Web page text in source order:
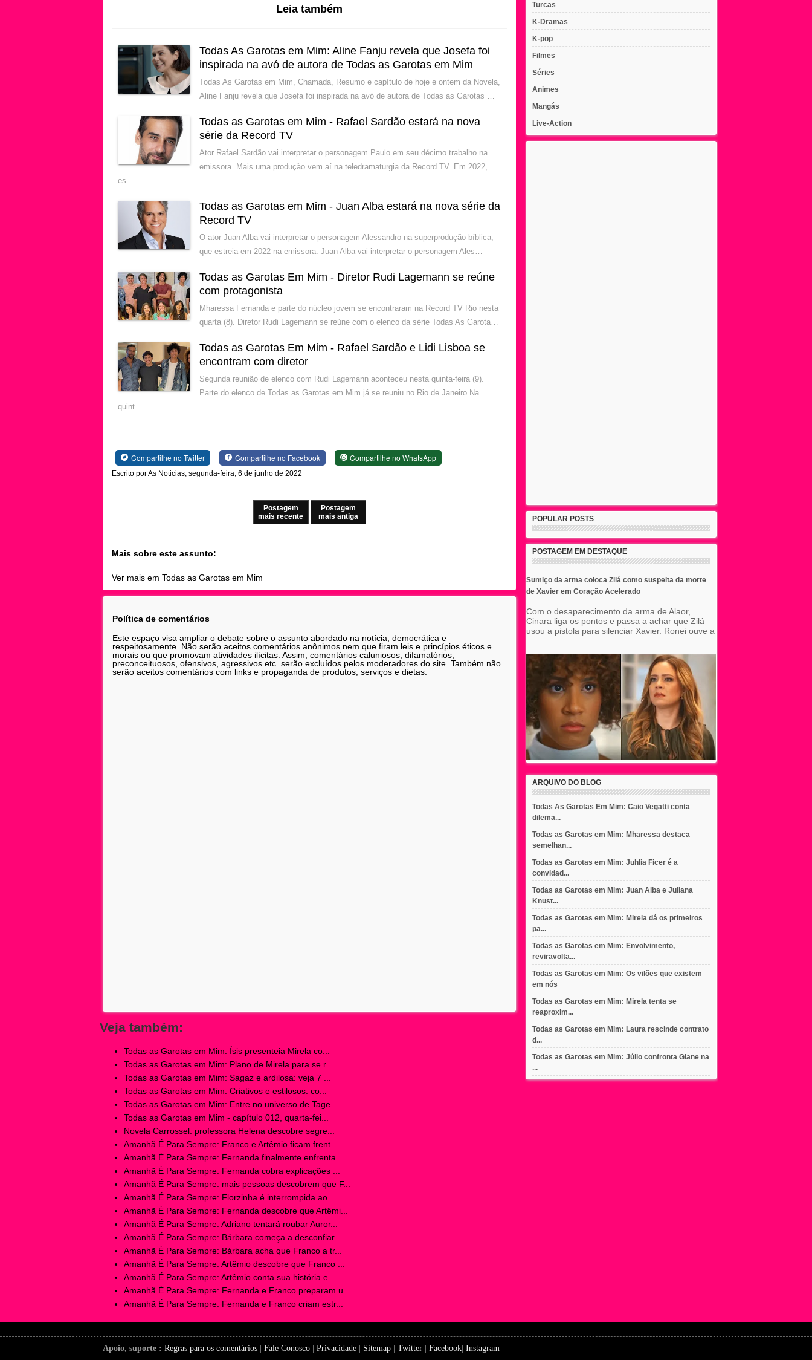
Leia também
Todas As Garotas em Mim: Aline Fanju revela que Josefa foi
inspirada na avó de autora de Todas as Garotas em Mim
Todas As Garotas em Mim, Chamada, Resumo e capítulo de hoje e ontem da Novela,
Aline Fanju revela que Josefa foi inspirada na avó de autora de Todas as Garotas …
Todas as Garotas em Mim - Rafael Sardão estará na nova
série da Record TV
Ator Rafael Sardão vai interpretar o personagem Paulo em seu décimo trabalho na
emissora. Mais uma produção vem aí na teledramaturgia da Record TV. Em 2022,
es…
Todas as Garotas em Mim - Juan Alba estará na nova série da
Record TV
O ator Juan Alba vai interpretar o personagem Alessandro na superprodução bíblica,
que estreia em 2022 na emissora. Juan Alba vai interpretar o personagem Ales…
Todas as Garotas Em Mim - Diretor Rudi Lagemann se reúne
com protagonista
Mharessa Fernanda e parte do núcleo jovem se encontraram na Record TV Rio nesta
quarta (8). Diretor Rudi Lagemann se reúne com o elenco da série Todas As Garota…
Todas as Garotas Em Mim - Rafael Sardão e Lidi Lisboa se
encontram com diretor
Segunda reunião de elenco com Rudi Lagemann aconteceu nesta quinta-feira (9).
Parte do elenco de Todas as Garotas em Mim já se reuniu no Rio de Janeiro Na
quint…
Compartilhe no Twitter Compartilhe no Facebook Compartilhe no WhatsApp
Escrito por As Noticias, segunda-feira, 6 de junho de 2022
Postagem
mais recente
Postagem
mais antiga
Mais sobre este assunto:
Ver mais em Todas as Garotas em Mim
Política de comentários
Este espaço visa ampliar o debate sobre o assunto abordado na notícia, democrática e
respeitosamente. Não serão aceitos comentários anônimos nem que firam leis e princípios éticos e
morais ou que promovam atividades ilícitas. Assim, comentários caluniosos, difamatórios,
preconceituosos, ofensivos, agressivos etc. serão excluídos pelos moderadores do site. Também não
serão aceitos comentários com links e propaganda de produtos, serviços e dietas.
Veja também:
Todas as Garotas em Mim: Ísis presenteia Mirela co...
Todas as Garotas em Mim: Plano de Mirela para se r...
Todas as Garotas em Mim: Sagaz e ardilosa: veja 7 ...
Todas as Garotas em Mim: Criativos e estilosos: co...
Todas as Garotas em Mim: Entre no universo de Tage...
Todas as Garotas em Mim - capítulo 012, quarta-fei...
Novela Carrossel: professora Helena descobre segre...
Amanhã É Para Sempre: Franco e Artêmio ficam frent...
Amanhã É Para Sempre: Fernanda finalmente enfrenta...
Amanhã É Para Sempre: Fernanda cobra explicações ...
Amanhã É Para Sempre: mais pessoas descobrem que F...
Amanhã É Para Sempre: Florzinha é interrompida ao ...
Amanhã É Para Sempre: Fernanda descobre que Artêmi...
Amanhã É Para Sempre: Adriano tentará roubar Auror...
Amanhã É Para Sempre: Bárbara começa a desconfiar ...
Amanhã É Para Sempre: Bárbara acha que Franco a tr...
Amanhã É Para Sempre: Artêmio descobre que Franco ...
Amanhã É Para Sempre: Artêmio conta sua história e...
Amanhã É Para Sempre: Fernanda e Franco preparam u...
Amanhã É Para Sempre: Fernanda e Franco criam estr...
Turcas
K-Dramas
K-pop
Filmes
Séries
Animes
Mangás
Live-Action
POPULAR POSTS
POSTAGEM EM DESTAQUE
Sumiço da arma coloca Zilá como suspeita da morte
de Xavier em Coração Acelerado
Com o desaparecimento da arma de Alaor,
Cinara liga os pontos e passa a achar que Zilá
usou a pistola para silenciar Xavier. Ronei ouve a
ARQUIVO DO BLOG
Todas As Garotas Em Mim: Caio Vegatti conta
dilema...
Todas as Garotas em Mim: Mharessa destaca
semelhan...
Todas as Garotas em Mim: Juhlia Ficer é a
convidad...
Todas as Garotas em Mim: Juan Alba e Juliana
Knust...
Todas as Garotas em Mim: Mirela dá os primeiros
pa...
Todas as Garotas em Mim: Envolvimento,
reviravolta...
Todas as Garotas em Mim: Os vilões que existem
em nós
Todas as Garotas em Mim: Mirela tenta se
reaproxim...
Todas as Garotas em Mim: Laura rescinde contrato
d...
Todas as Garotas em Mim: Júlio confronta Giane na
...
Apoio, suporte : Regras para os comentários Fale Conosco Privacidade Sitemap Twitter Facebook Instagram